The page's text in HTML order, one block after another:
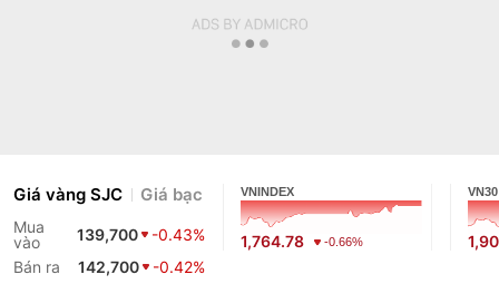
Giá vàng SJC Giá bạc
Mua
vào
139,700
-0.43%
Bán ra
142,700 -0.42%
VNINDEX
1,764.78 -0.66%
VN30